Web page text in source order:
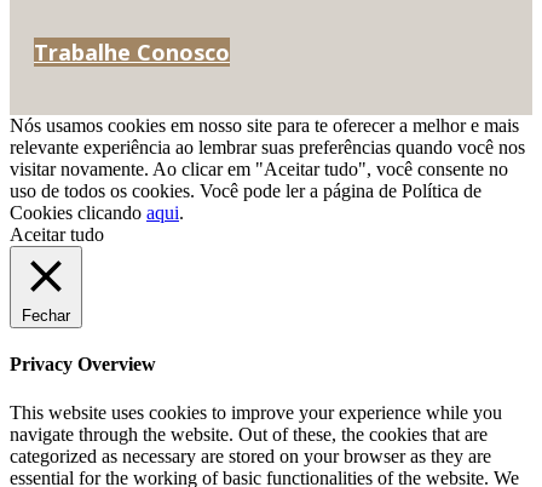
Trabalhe Conosco
Nós usamos cookies em nosso site para te oferecer a melhor e mais
relevante experiência ao lembrar suas preferências quando você nos
visitar novamente. Ao clicar em "Aceitar tudo", você consente no
uso de todos os cookies. Você pode ler a página de Política de
Cookies clicando aqui.
Aceitar tudo
Fechar
Privacy Overview
This website uses cookies to improve your experience while you
navigate through the website. Out of these, the cookies that are
categorized as necessary are stored on your browser as they are
essential for the working of basic functionalities of the website. We